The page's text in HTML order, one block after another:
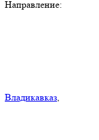
Направление:
Владикавказ,